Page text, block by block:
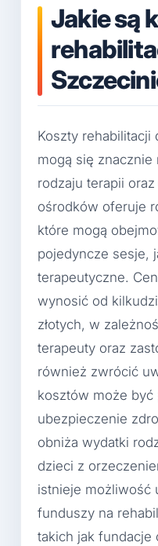
Jakie są
Koszty rehabilitacji
mogą się
rodzaju terapii
ośrodków oferuje
które mogą
pojedyncze sesje,
terapeutyczne.
wynosić od
złotych, w
terapeuty oraz
również zwrócić
kosztów może być
ubezpieczenie
obniża wydatki
dzieci z
istnieje możliwość
funduszy na
takich jak fundacje